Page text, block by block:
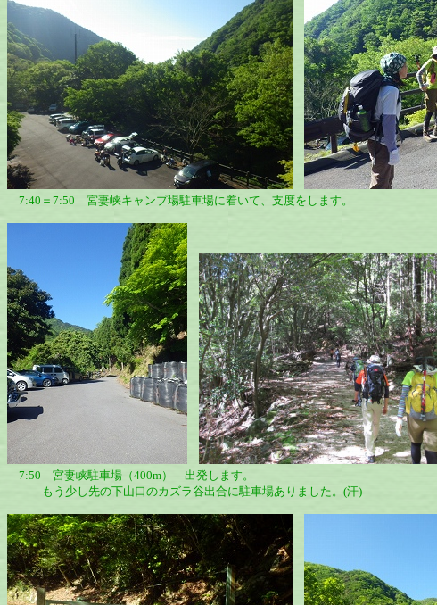
7:40＝7:50 宮妻峡キャンプ場駐車場に着いて、支度をします。
7:50 宮妻峡駐車場（400m） 出発します。
もう少し先の下山口のカズラ谷出合に駐車場ありました。(汗)